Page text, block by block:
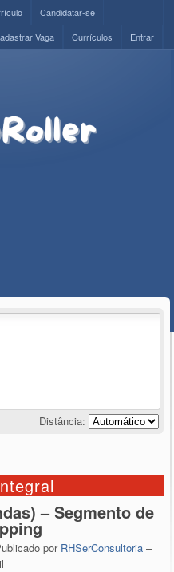
Candidatar-se
Entrar
Currículos
Vaga
Distância:
– Segmento de
por RHSerConsultoria –